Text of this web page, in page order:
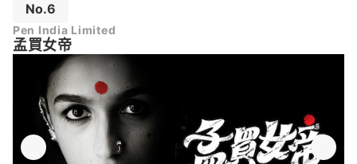
No.6
Pen India Limited
孟買女帝